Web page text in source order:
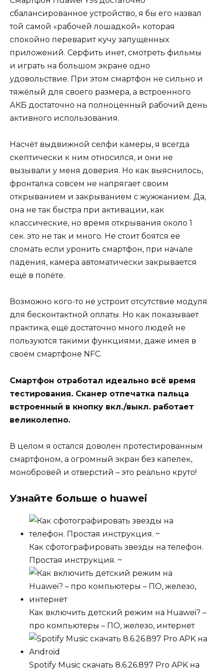
сбалансированное устройство, я бы его назвал
той самой «рабочей лошадкой» которая
спокойно переварит кучу запущенных
приложений. Серфить инет, смотреть фильмы
и играть на большом экране одно
удовольствие. При этом смартфон не сильно и
тяжёлый для своего размера, а встроенного
АКБ достаточно на полноценный рабочий день
активного использования.
Насчёт выдвижной селфи камеры, я всегда
скептически к ним относился, и они не
вызывали у меня доверия. Но как выяснилось,
фронталка совсем не напрягает своим
открыванием и закрыванием с жужжанием. Да,
она не так быстра при активации, как
классические, но время открывания около 1
сек. это не так и много. Не стоит боятся её
сломать если уронить смартфон, при начале
падения, камера автоматически закрывается
ещё в полёте.
Возможно кого-то не устроит отсутствие модуля
для бесконтактной оплаты. Но как показывает
практика, ещё достаточно много людей не
пользуются такими функциями, даже имея в
своём смартфоне NFC.
Смартфон отработал идеально всё время
тестирования. Сканер отпечатка пальца
встроенный в кнопку вкл./выкл. работает
великолепно.
В целом я остался доволен протестированным
смартфоном, а огромный экран без капелек,
монобровей и отверстий – это реально круто!
Узнайте больше о huawei
Как сфотографировать звезды на телефон.
Простая инструкция. ~
Как включить детский режим на Huawei? –
про компьютеры – ПО, железо, интернет
Spotify Music скачать 8.6.26.897 Pro APK на